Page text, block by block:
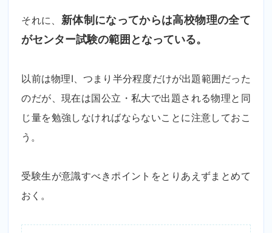
それに、 新体制になってからは高校物理の全て
がセンター試験の範囲となっている。
以前は物理I、つまり半分程度だけが出題範囲だった
のだが、現在は国公立・私大で出題される物理と同
じ量を勉強しなければならないことに注意しておこ
う。
受験生が意識すべきポイントをとりあえずまとめて
おく。